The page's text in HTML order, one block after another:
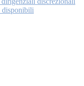
disponibili